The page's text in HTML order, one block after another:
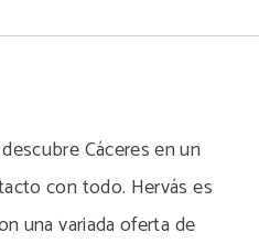
Cáceres en un
con todo. Hervás es
una variada oferta de